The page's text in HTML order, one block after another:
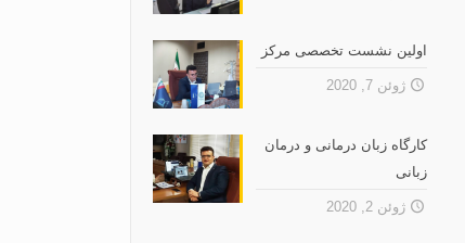
اولین نشست تخصصى مرکز
ژوئن 7, 2020
کارگاه زبان درمانی و درمان
زبانی
ژوئن 2, 2020